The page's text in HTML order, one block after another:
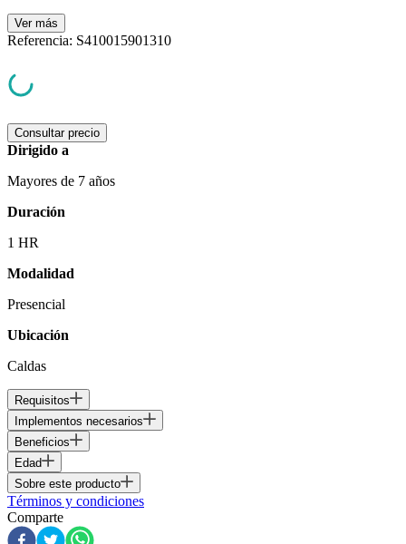
Ver más
Referencia: S410015901310
Consultar precio
Dirigido a
Mayores de 7 años
Duración
1 HR
Modalidad
Presencial
Ubicación
Caldas
Requisitos
Implementos necesarios
Beneficios
Edad
Sobre este producto
Términos y condiciones
Comparte